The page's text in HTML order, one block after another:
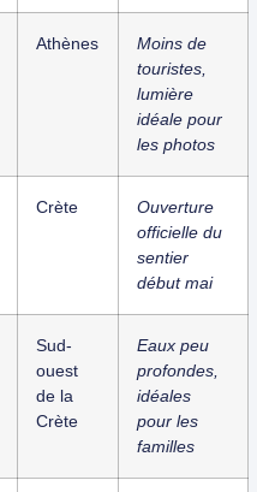
Athènes
Moins de
touristes,
lumière
idéale pour
les photos
Crète
Ouverture
officielle du
sentier
début mai
Sud-
ouest
de la
Crète
Eaux peu
profondes,
idéales
pour les
familles